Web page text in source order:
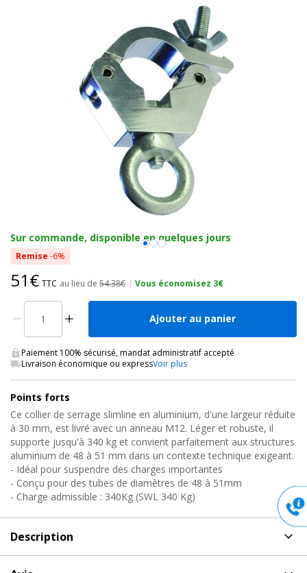
Sur commande, disponible en quelques jours
Remise -6%
51€ TTC au lieu de 54.38€ | Vous économisez 3€
Ajouter au panier
Paiement 100% sécurisé, mandat administratif accepté
Livraison économique ou expressVoir plus
Points forts
Ce collier de serrage slimline en aluminium, d'une largeur réduite
à 30 mm, est livré avec un anneau M12. Léger et robuste, il
supporte jusqu'à 340 kg et convient parfaitement aux structures
aluminium de 48 à 51 mm dans un contexte technique exigeant.
- Idéal pour suspendre des charges importantes
- Conçu pour des tubes de diamètres de 48 à 51mm
- Charge admissible : 340Kg (SWL 340 Kg)
Description